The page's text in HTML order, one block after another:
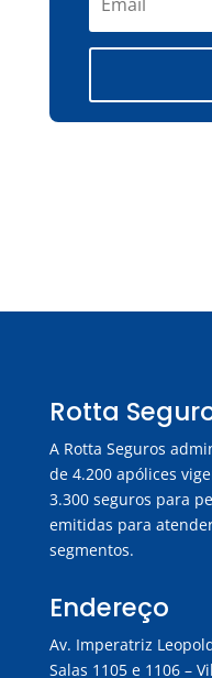
Rotta
A Rotta Seguros
de 4.200 apólices
3.300 seguros para
emitidas para
segmentos.
Endereço
Av. Imperatriz
Salas 1105 e 1106 –